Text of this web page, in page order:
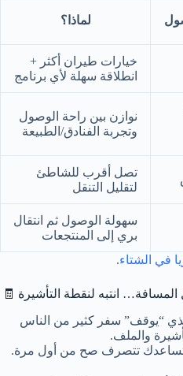
لماذا؟
خيارات طيران أكثر +
انطلاقة سهلة لأي برنامج
نوازن بين راحة الوصول
وتجربة الفنادق/الطبيعة
تصل أقرب للشاطئ
لتقليل التنقل
سهولة الوصول ثم انتقال
بري إلى المنتجعات
في الشتاء.
انتبه لنقطة التأشيرة 🧾
“يوقف” سفر كثير من الناس
والملف.
تساعدك تتصرف صح من أول مرة.